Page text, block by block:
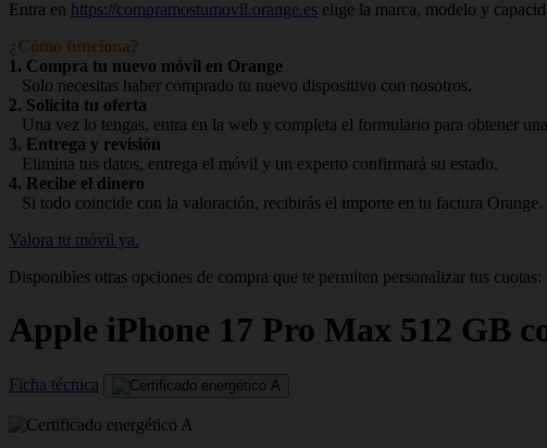
Entra en https://compramostumovil.orange.es elige la marca, modelo y
¿Cómo funciona?
1. Compra tu nuevo móvil en Orange
Solo necesitas haber comprado tu nuevo dispositivo con nosotros.
2. Solicita tu oferta
Una vez lo tengas, entra en la web y completa el formulario para obtener
3. Entrega y revisión
Elimina tus datos, entrega el móvil y un experto confirmará su estado.
4. Recibe el dinero
Si todo coincide con la valoración, recibirás el importe en tu factura Orange.
Valora tu móvil ya.
Disponibles otras opciones de compra que te permiten personalizar tus
Apple iPhone 17 Pro Max 512 GB
Ficha técnica